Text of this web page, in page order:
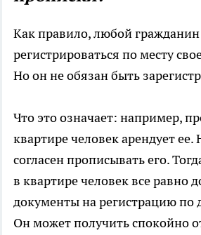
Как правило, любой
регистрироваться по месту
Но он не обязан быть
Что это означает: например,
квартире человек арендует ее.
согласен прописывать его.
в квартире человек все равно
документы на регистрацию по
Он может получить спокойно